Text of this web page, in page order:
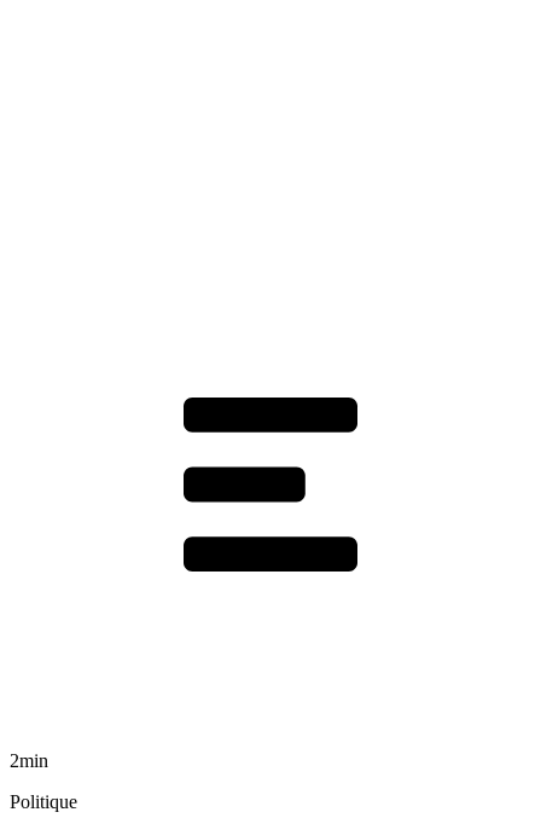
2min
Politique